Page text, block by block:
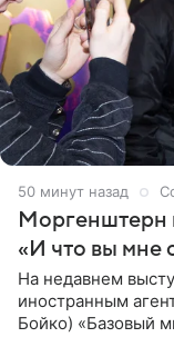
50 минут назад
Моргенштерн
«И что вы мне
На недавнем
иностранным
Бойко) «Базовый